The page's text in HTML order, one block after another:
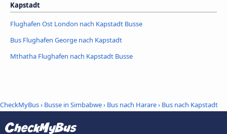
Kapstadt
Flughafen Ost London nach Kapstadt Busse
Bus Flughafen George nach Kapstadt
Mthatha Flughafen nach Kapstadt Busse
CheckMyBus› Busse in Simbabwe› Bus nach Harare› Bus nach Kapstadt